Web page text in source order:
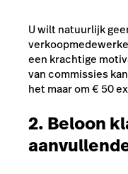
U wilt natuurlijk
een krachtige
van commissies
het maar om€50
2. Beloon